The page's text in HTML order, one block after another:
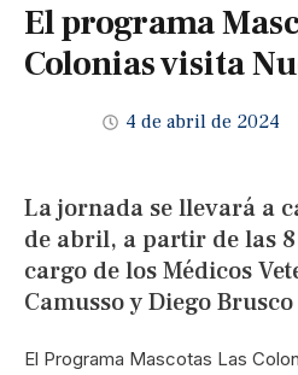
El programa
Colonias visita
4 de abril de 2024
La jornada se llevará a
de abril, a partir de las
cargo de los Médicos
Camusso y Diego Brusco
El Programa Mascotas Las